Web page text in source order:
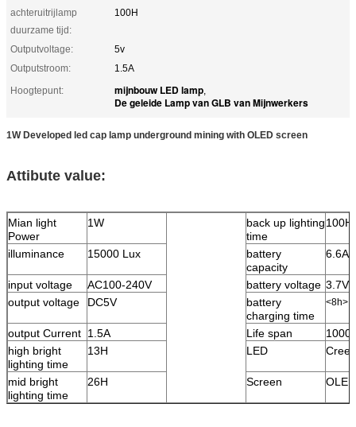
achteruitrijlamp
duurzame tijd:
100H
Outputvoltage:
5v
Outputstroom:
1.5A
Hoogtepunt:
mijnbouw LED lamp,
De geleide Lamp van GLB van Mijnwerkers
1W Developed led cap lamp underground mining with OLED screen
Attibute value:
Mian light
Power
1W
back up lighting
time
100H
illuminance 15000 Lux
battery
capacity
6.6A
input voltage AC100-240V battery voltage 3.7V
output voltage
DC5V
battery
charging time
<8h>
output Current 1.5A Life span
high bright
lighting time
13H LED Cree
mid bright
lighting time
26H Screen OLED